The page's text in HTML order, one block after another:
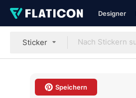
Designer
Sticker
Speichern